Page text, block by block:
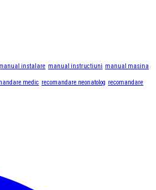
instalare manual instructiuni manual masina
medic recomandare neonatolog recomandare